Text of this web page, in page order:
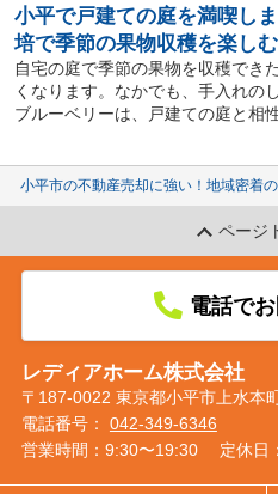
小平で戸建ての庭を満喫し
培で季節の果物収穫を楽し
自宅の庭で季節の果物を収穫でき
くなります。なかでも、手入れの
ブルーベリーは、戸建ての庭と相
小平市の不動産売却に強い！地域密着
ページ
電話で
レディアホーム株式会社
〒187-0022 東京都小平市上水本
電話番号： 042-349-6346
営業時間：9:30〜19:30
定休日